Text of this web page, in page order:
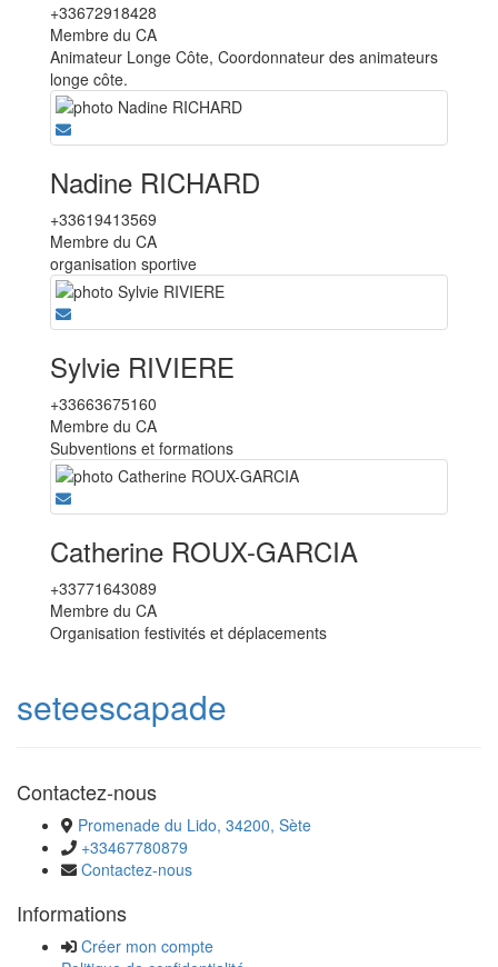
+33672918428
Membre du CA
Animateur Longe Côte, Coordonnateur des animateurs
longe côte.
Nadine RICHARD
+33619413569
Membre du CA
organisation sportive
Sylvie RIVIERE
+33663675160
Membre du CA
Subventions et formations
Catherine ROUX-GARCIA
+33771643089
Membre du CA
Organisation festivités et déplacements
seteescapade
Contactez-nous
Promenade du Lido, 34200, Sète
+33467780879
Contactez-nous
Informations
Créer mon compte